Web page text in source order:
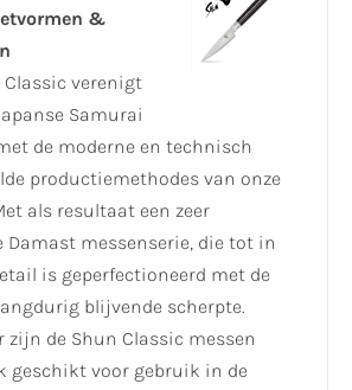
&
Classic verenigt
Samurai
de moderne en technisch
productiemethodes van onze
als resultaat een zeer
Damast messenserie, die tot in
is geperfectioneerd met de
blijvende scherpte.
zijn de Shun Classic messen
geschikt voor gebruik in de